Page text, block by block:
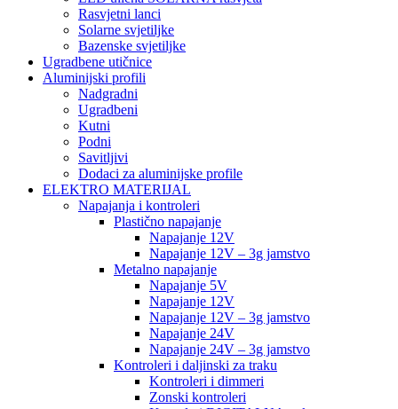
Rasvjetni lanci
Solarne svjetiljke
Bazenske svjetiljke
Ugradbene utičnice
Aluminijski profili
Nadgradni
Ugradbeni
Kutni
Podni
Savitljivi
Dodaci za aluminijske profile
ELEKTRO MATERIJAL
Napajanja i kontroleri
Plastično napajanje
Napajanje 12V
Napajanje 12V – 3g jamstvo
Metalno napajanje
Napajanje 5V
Napajanje 12V
Napajanje 12V – 3g jamstvo
Napajanje 24V
Napajanje 24V – 3g jamstvo
Kontroleri i daljinski za traku
Kontroleri i dimmeri
Zonski kontroleri